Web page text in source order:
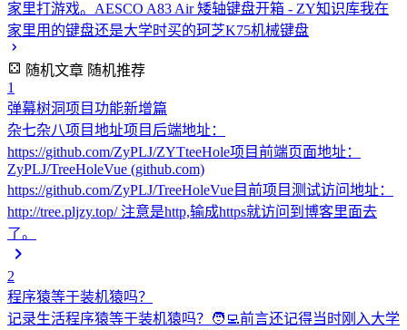
家里打游戏。AESCO A83 Air 矮轴键盘开箱 - ZY知识库我在
家里用的键盘还是大学时买的珂芝K75机械键盘
随机文章 随机推荐
1
弹幕树洞项目功能新增篇
杂七杂八项目地址项目后端地址：
https://github.com/ZyPLJ/ZYTteeHole项目前端页面地址：
ZyPLJ/TreeHoleVue (github.com)
https://github.com/ZyPLJ/TreeHoleVue目前项目测试访问地址：
http://tree.pljzy.top/ 注意是http,输成https就访问到博客里面去
了。
2
程序猿等于装机猿吗？
记录生活程序猿等于装机猿吗？🧑‍💻前言还记得当时刚入大学